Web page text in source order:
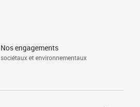
Nos engagements
sociétaux et environnementaux